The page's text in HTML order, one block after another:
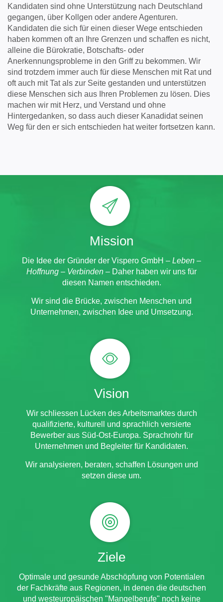
Kandidaten sind ohne Unterstützung nach Deutschland
gegangen, über Kollgen oder andere Agenturen.
Kandidaten die sich für einen dieser Wege entschieden
haben kommen oft an Ihre Grenzen und schaffen es nicht,
alleine die Bürokratie, Botschafts- oder
Anerkennungsprobleme in den Griff zu bekommen. Wir
sind trotzdem immer auch für diese Menschen mit Rat und
oft auch mit Tat als zur Seite gestanden und unterstützen
diese Menschen sich aus Ihren Problemen zu lösen. Dies
machen wir mit Herz, und Verstand und ohne
Hintergedanken, so dass auch dieser Kanadidat seinen
Weg für den er sich entschieden hat weiter fortsetzen kann.
Mission
Die Idee der Gründer der Vispero GmbH – Leben –
Hoffnung – Verbinden – Daher haben wir uns für
diesen Namen entschieden.
Wir sind die Brücke, zwischen Menschen und
Unternehmen, zwischen Idee und Umsetzung.
Vision
Wir schliessen Lücken des Arbeitsmarktes durch
qualifizierte, kulturell und sprachlich versierte
Bewerber aus Süd-Ost-Europa. Sprachrohr für
Unternehmen und Begleiter für Kandidaten.
Wir analysieren, beraten, schaffen Lösungen und
setzen diese um.
Ziele
Optimale und gesunde Abschöpfung von Potentialen
der Fachkräfte aus Regionen, in denen die deutschen
und westeuropäischen "Mangelberufe" noch keine